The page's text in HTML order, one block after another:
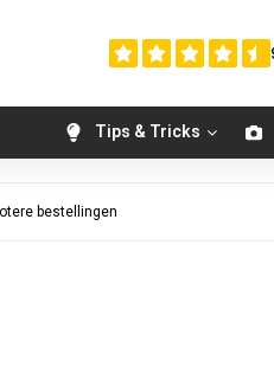
Tips & Tricks
bestellingen